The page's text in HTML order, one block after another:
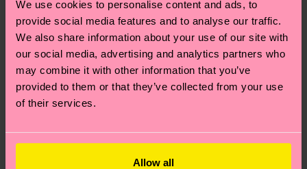
We use cookies to personalise content and ads, to
provide social media features and to analyse our traffic.
We also share information about your use of our site with
our social media, advertising and analytics partners who
may combine it with other information that you’ve
provided to them or that they’ve collected from your use
of their services.
Allow all
tutti i nostri segreti (e qualche dritta utile)? Dai
un’occhiata alla nostra
pagina sulla sostenibilità
consegna effettiva dipende dai servizi postali
locali.
Hai domande sui resi? Visita la nostra pagina Resi
per trovare le risposte alle domande più comuni.
Secondo noi, ti piacerà Pattern simili